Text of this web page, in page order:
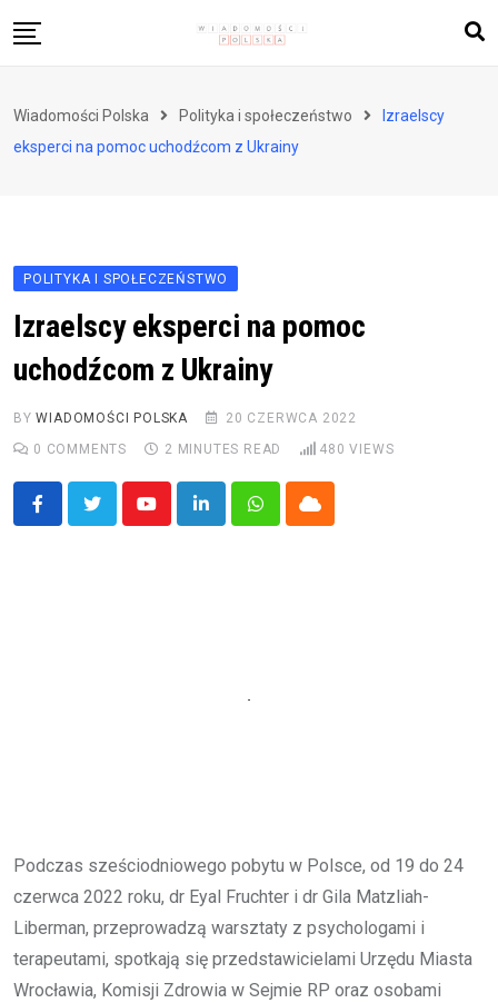
to
Zdrowie i styl życia
Wiadomości Polska Polityka i społeczeństwo
Izraelscy
eksperci na pomoc uchodźcom z Ukrainy
POLITYKA I SPOŁECZEŃSTWO
Izraelscy eksperci na pomoc
uchodźcom z Ukrainy
BYWIADOMOŚCI POLSKA
20 CZERWCA 2022
0 COMMENTS 2 MINUTES READ 480 VIEWS
YoutubeLinkedInWhatsappCloud
Podczas sześciodniowego pobytu w Polsce, od 19 do 24
czerwca 2022 roku, dr Eyal Fruchter i dr Gila Matzliah-
Liberman, przeprowadzą warsztaty z psychologami i
terapeutami, spotkają się przedstawicielami Urzędu Miasta
Wrocławia, Komisji Zdrowia w Sejmie RP oraz osobami